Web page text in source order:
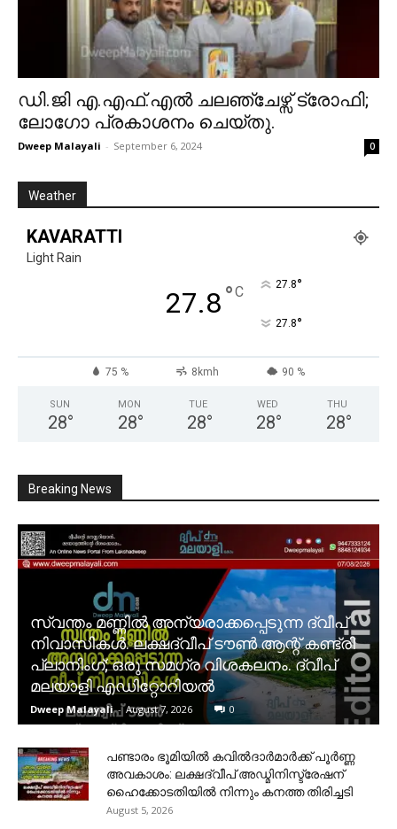
ഡി.ജി എ.എഫ്.എൽ ചലഞ്ചേഴ്സ് ട്രോഫി;
ലോഗോ പ്രകാശനം ചെയ്തു.
Dweep Malayali - September 6, 2024 0
Weather
KAVARATTI
Light Rain
27.8°C 27.8°
27.8°
75 % 8kmh 90 %
SUN
28°
MON
28°
TUE
28°
WED
28°
THU
28°
Breaking News
സ്വന്തം മണ്ണിൽ അന്യരാക്കപ്പെടുന്ന ദ്വീപ്
നിവാസികൾ. ലക്ഷദ്വീപ് ടൗൺ ആന്റ് കണ്ട്രി
പ്ലാനിംഗ്; ഒരു സമഗ്ര വിശകലനം. ദ്വീപ്
മലയാളി എഡിറ്റോറിയൽ
Dweep Malayali - August 7, 2026 0
പണ്ടാരം ഭൂമിയിൽ കവിൽദാർമാർക്ക് പൂർണ്ണ
അവകാശം: ലക്ഷദ്വീപ് അഡ്മിനിസ്ട്രേഷന്
ഹൈക്കോടതിയിൽ നിന്നും കനത്ത തിരിച്ചടി
August 5, 2026